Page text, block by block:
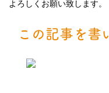
よろしくお願い致します。
この記事を書